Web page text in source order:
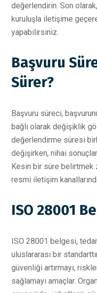
değerlendirin. Son
kuruluşla iletişime
yapabilirsiniz.
Başvuru
Sürer?
Başvuru süreci,
bağlı olarak değişiklik
değerlendirme süresi
değişirken, nihai
Kesin bir süre belirtmek
resmi iletişim
ISO 28001
ISO 28001 belgesi,
uluslararası bir
güvenliği artırmayı,
sağlamayı amaçlar.